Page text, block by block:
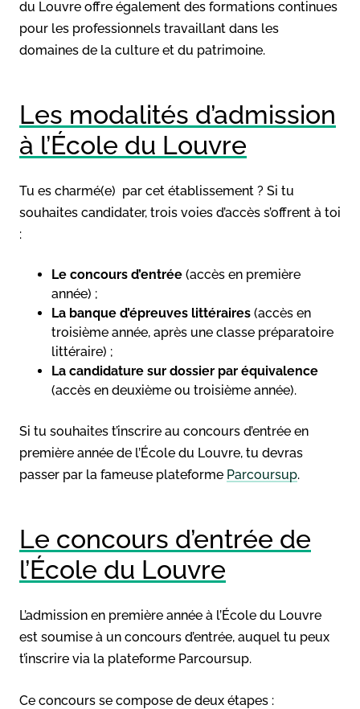
du Louvre offre également des formations continues
pour les professionnels travaillant dans les
domaines de la culture et du patrimoine.
Les modalités d’admission
à l’École du Louvre
Tu es charmé(e) par cet établissement ? Si tu
souhaites candidater, trois voies d’accès s’offrent à toi
:
Le concours d’entrée (accès en première
année) ;
La banque d’épreuves littéraires (accès en
troisième année, après une classe préparatoire
littéraire) ;
La candidature sur dossier par équivalence
(accès en deuxième ou troisième année).
Si tu souhaites t’inscrire au concours d’entrée en
première année de l’École du Louvre, tu devras
passer par la fameuse plateforme Parcoursup.
Le concours d’entrée de
l’École du Louvre
L’admission en première année à l’École du Louvre
est soumise à un concours d’entrée, auquel tu peux
t’inscrire via la plateforme Parcoursup.
Ce concours se compose de deux étapes :